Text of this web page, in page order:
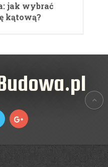
jak wybrać
kątową?